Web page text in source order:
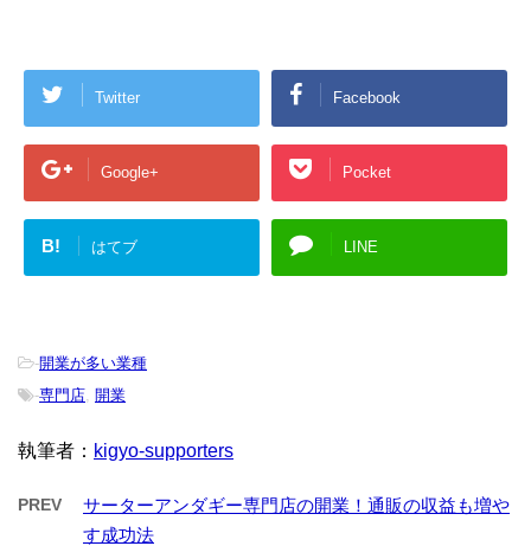
Twitter Facebook
Google+ Pocket
B! はてブ LINE
-開業が多い業種
-専門店 開業
執筆者： kigyo-supporters
PREV
サーターアンダギー専門店の開業！通販の収益も増や
す成功法